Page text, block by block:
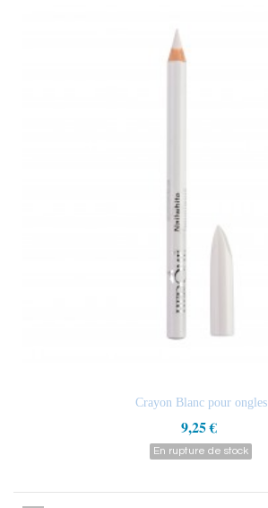
Crayon Blanc pour ongles
9,25 €
En rupture de stock